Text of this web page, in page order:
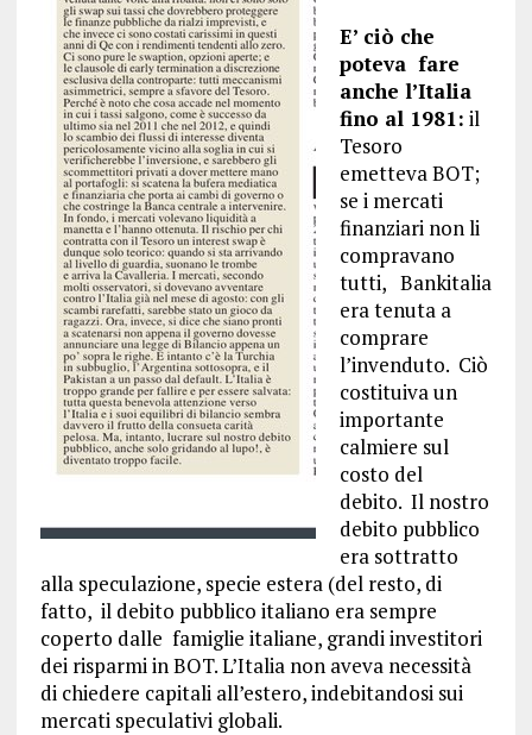
E’ ciò che
poteva fare
anche l’Italia
fino al 1981: il
Tesoro
emetteva BOT;
se i mercati
finanziari non li
compravano
tutti, Bankitalia
era tenuta a
comprare
l’invenduto. Ciò
costituiva un
importante
calmiere sul
costo del
debito. Il nostro
debito pubblico
era sottratto
alla speculazione, specie estera (del resto, di
fatto, il debito pubblico italiano era sempre
coperto dalle famiglie italiane, grandi investitori
dei risparmi in BOT. L’Italia non aveva necessità
di chiedere capitali all’estero, indebitandosi sui
mercati speculativi globali.